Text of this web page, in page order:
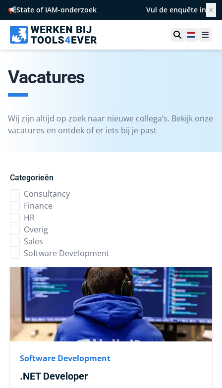
📢State of IAM-onderzoek Vul de enquête in ✕
Vacatures
Wij zijn altijd op zoek naar nieuwe collega’s. Bekijk onze
vacatures en ontdek of er iets bij je past
Categorieën
Consultancy
Finance
HR
Overig
Sales
Software Development
Software Development
.NET Developer